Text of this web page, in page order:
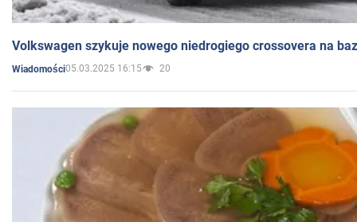
Volkswagen szykuje nowego niedrogiego crossovera na
Wiadomości05.03.2025 16:15 20